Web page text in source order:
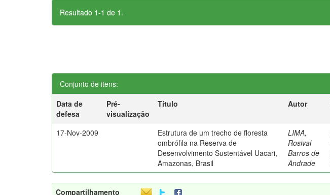
Resultado 1-1 de 1.
Conjunto de itens:
Data de
defesa
Pré-
visualização
Título Autor
17-Nov-2009
Estrutura de um trecho de floresta
ombrófila na Reserva de
Desenvolvimento Sustentável Uacari,
Amazonas, Brasil
LIMA,
Rosival
Barros de
Andrade
Compartilhamento